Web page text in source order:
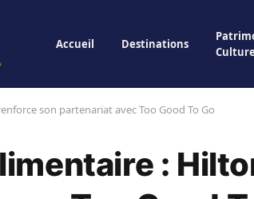
Accueil Destinations
Culture
son partenariat avec Too Good To Go
: